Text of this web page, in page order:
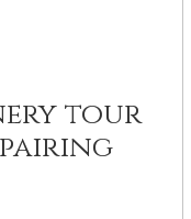
tour